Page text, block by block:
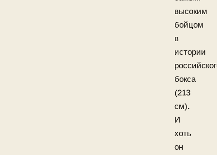
высоким
бойцом
в
истории
бокса
(213
см).
И
хоть
он